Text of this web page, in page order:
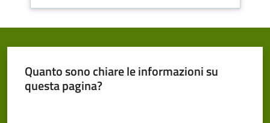
argomenti...
Seguici
Quanto sono chiare le informazioni su
questa pagina?